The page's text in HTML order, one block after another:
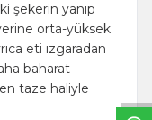
şekerin yanıp
orta-yüksek
eti ızgaradan
baharat
taze haliyle